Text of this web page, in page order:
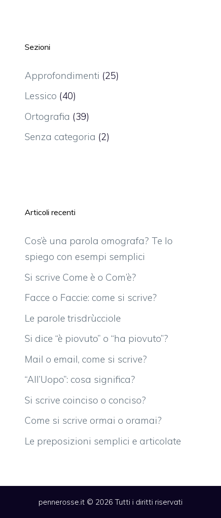
Sezioni
Approfondimenti (25)
Lessico (40)
Ortografia (39)
Senza categoria (2)
Articoli recenti
Cos’è una parola omografa? Te lo
spiego con esempi semplici
Si scrive Come è o Com’è?
Facce o Faccie: come si scrive?
Le parole trisdrùcciole
Si dice “è piovuto” o “ha piovuto”?
Mail o email, come si scrive?
“All’Uopo”: cosa significa?
Si scrive coinciso o conciso?
Come si scrive ormai o oramai?
Le preposizioni semplici e articolate
pennerosse.it © 2026 Tutti i diritti riservati